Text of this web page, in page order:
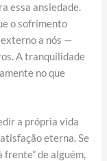
essa ansiedade.
o sofrimento
a nós —
A tranquilidade
no que
a própria vida
eterna. Se
frente” de alguém,